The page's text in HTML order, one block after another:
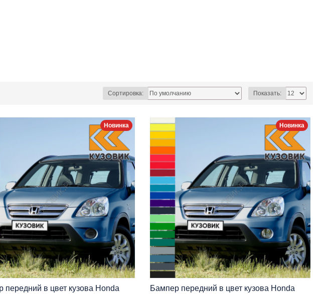
Сортировка: Показать:
Новинка
передний в цвет кузова Honda
Новинка
Бампер передний в цвет кузова Honda